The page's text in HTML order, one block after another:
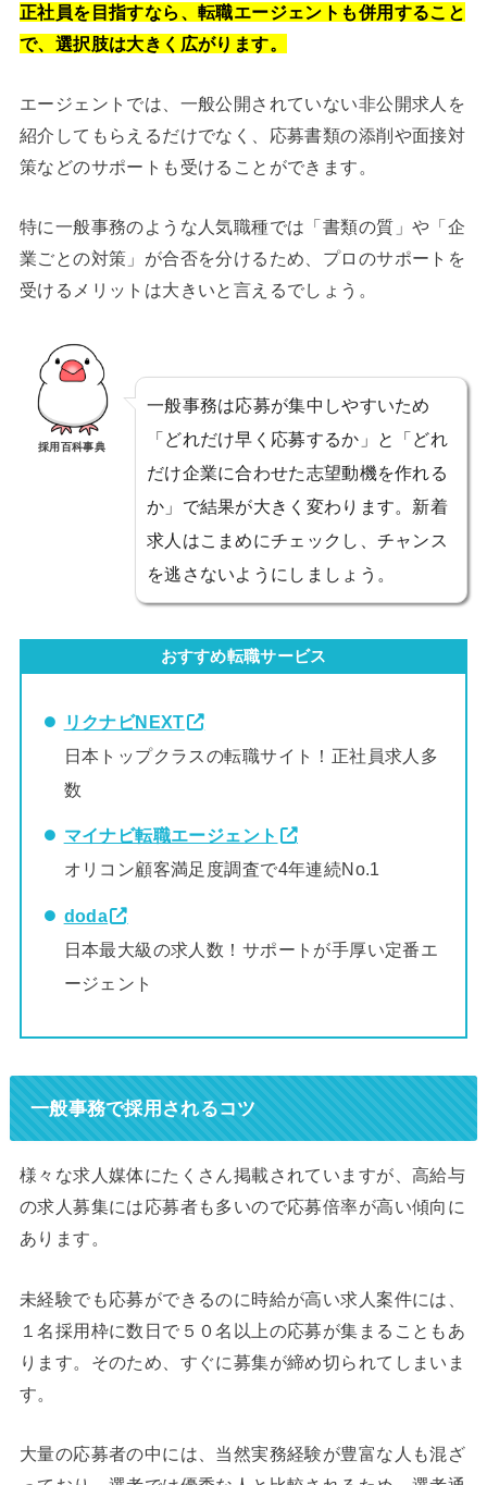
正社員を目指すなら、転職エージェントも併用すること
で、選択肢は大きく広がります。
エージェントでは、一般公開されていない非公開求人を
紹介してもらえるだけでなく、応募書類の添削や面接対
策などのサポートも受けることができます。
特に一般事務のような人気職種では「書類の質」や「企
業ごとの対策」が合否を分けるため、プロのサポートを
受けるメリットは大きいと言えるでしょう。
採用百科事典
一般事務は応募が集中しやすいため
「どれだけ早く応募するか」と「どれ
だけ企業に合わせた志望動機を作れる
か」で結果が大きく変わります。新着
求人はこまめにチェックし、チャンス
を逃さないようにしましょう。
おすすめ転職サービス
リクナビNEXT
日本トップクラスの転職サイト！正社員求人多
数
マイナビ転職エージェント
オリコン顧客満足度調査で4年連続No.1
doda
日本最大級の求人数！サポートが手厚い定番エ
ージェント
一般事務で採用されるコツ
様々な求人媒体にたくさん掲載されていますが、高給与
の求人募集には応募者も多いので応募倍率が高い傾向に
あります。
未経験でも応募ができるのに時給が高い求人案件には、
１名採用枠に数日で５０名以上の応募が集まることもあ
ります。そのため、すぐに募集が締め切られてしまいま
す。
大量の応募者の中には、当然実務経験が豊富な人も混ざ